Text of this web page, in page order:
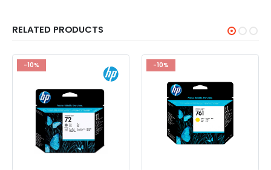
RELATED PRODUCTS
-10% -10%